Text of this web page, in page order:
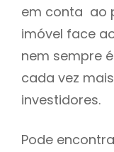
em conta ao
imóvel face
nem sempre
cada vez
investidores.
Pode